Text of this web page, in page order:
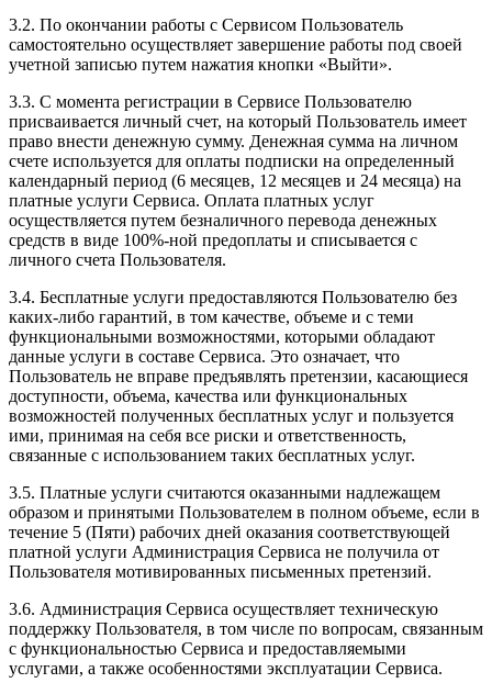
3.2. По окончании работы с Сервисом Пользователь
самостоятельно осуществляет завершение работы под своей
учетной записью путем нажатия кнопки «Выйти».
3.3. С момента регистрации в Сервисе Пользователю
присваивается личный счет, на который Пользователь имеет
право внести денежную сумму. Денежная сумма на личном
счете используется для оплаты подписки на определенный
календарный период (6 месяцев, 12 месяцев и 24 месяца) на
платные услуги Сервиса. Оплата платных услуг
осуществляется путем безналичного перевода денежных
средств в виде 100%-ной предоплаты и списывается с
личного счета Пользователя.
3.4. Бесплатные услуги предоставляются Пользователю без
каких-либо гарантий, в том качестве, объеме и с теми
функциональными возможностями, которыми обладают
данные услуги в составе Сервиса. Это означает, что
Пользователь не вправе предъявлять претензии, касающиеся
доступности, объема, качества или функциональных
возможностей полученных бесплатных услуг и пользуется
ими, принимая на себя все риски и ответственность,
связанные с использованием таких бесплатных услуг.
3.5. Платные услуги считаются оказанными надлежащем
образом и принятыми Пользователем в полном объеме, если в
течение 5 (Пяти) рабочих дней оказания соответствующей
платной услуги Администрация Сервиса не получила от
Пользователя мотивированных письменных претензий.
3.6. Администрация Сервиса осуществляет техническую
поддержку Пользователя, в том числе по вопросам, связанным
с функциональностью Сервиса и предоставляемыми
услугами, а также особенностями эксплуатации Сервиса.